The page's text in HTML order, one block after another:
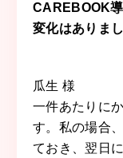
CAREBOOK
変化はありま
瓜生 様
一件あたりに
す。私の場合
ておき、翌日